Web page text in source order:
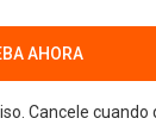
AHORA
Cancele cuando